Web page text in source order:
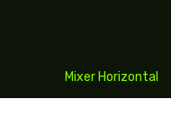
Mixer Horizontal